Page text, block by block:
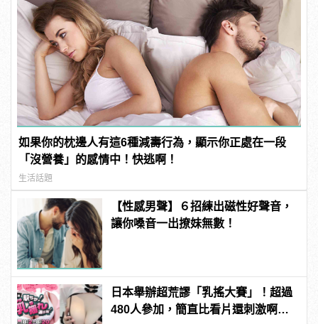
如果你的枕邊人有這6種減壽行為，顯示你正處在一段
「沒營養」的感情中！快逃啊！
生活話題
【性感男聲】６招練出磁性好聲音，
讓你嗓音一出撩妹無數！
日本舉辦超荒謬「乳搖大賽」！超過
480人參加，簡直比看片還刺激啊！ |